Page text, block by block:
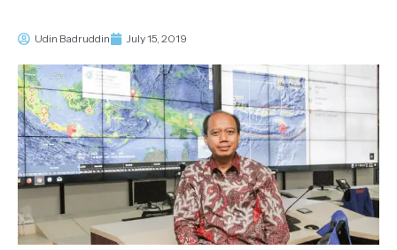
Udin Badruddin July 15, 2019